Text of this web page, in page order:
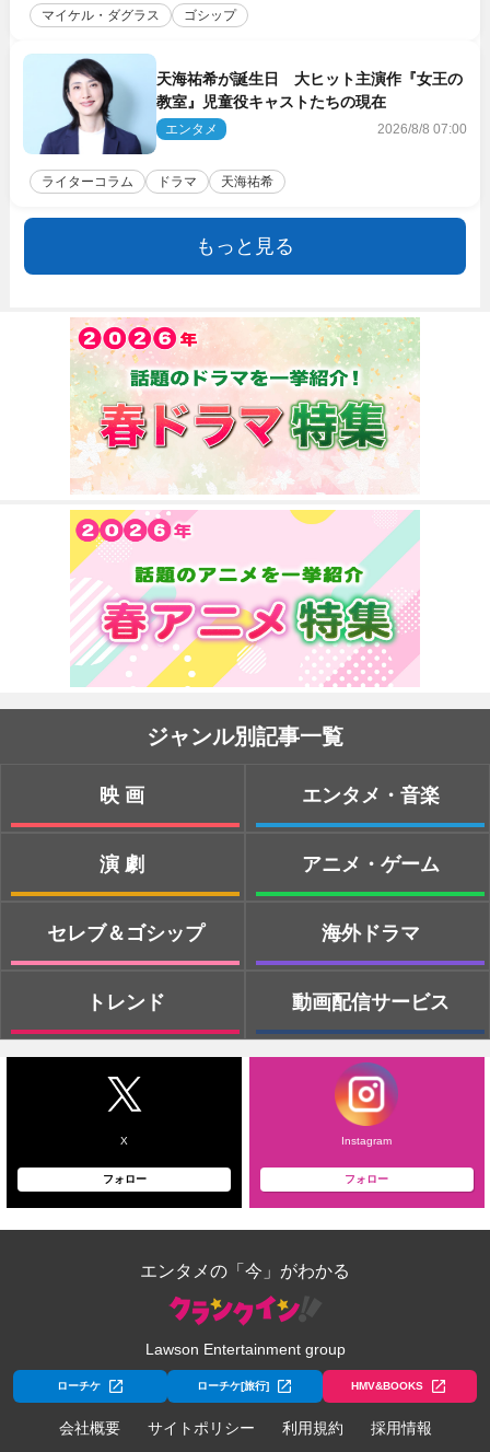
マイケル・ダグラス ゴシップ
天海祐希が誕生日 大ヒット主演作『女王の
教室』児童役キャストたちの現在
エンタメ 2026/8/8 07:00
ライターコラム ドラマ 天海祐希
もっと見る
ジャンル別記事一覧
映画
演劇
セレブ＆ゴシップ
トレンド
エンタメ・音楽
アニメ・ゲーム
海外ドラマ
動画配信サービス
X
フォロー
Instagram
フォロー
エンタメの「今」がわかる
Lawson Entertainment group
ローチケ ローチケ[旅行] HMV&BOOKS
会社概要 サイトポリシー 利用規約 採用情報